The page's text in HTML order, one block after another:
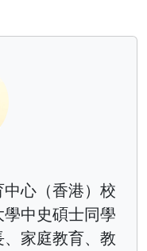
心（香港）校
中史碩士同學
家庭教育、教